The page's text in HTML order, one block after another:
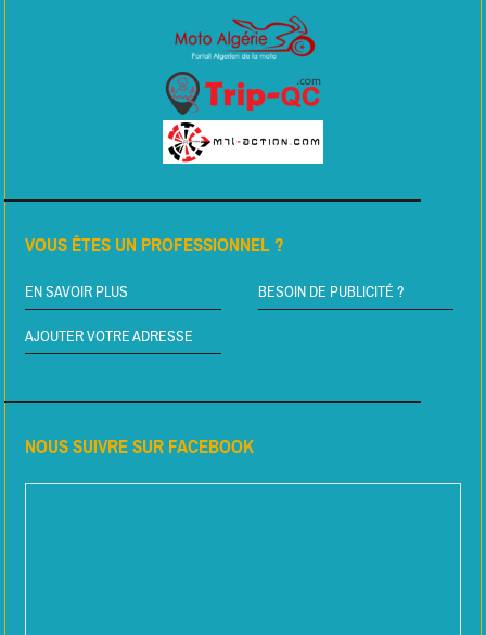
VOUS ÊTES UN PROFESSIONNEL ?
EN SAVOIR PLUS BESOIN DE PUBLICITÉ ?
AJOUTER VOTRE ADRESSE
NOUS SUIVRE SUR FACEBOOK